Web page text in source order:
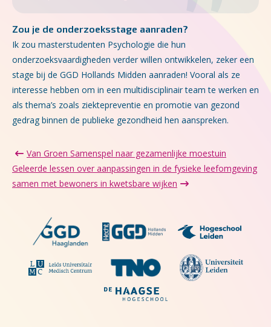
Zou je de onderzoeksstage aanraden?
Ik zou masterstudenten Psychologie die hun
onderzoeksvaardigheden verder willen ontwikkelen, zeker een
stage bij de GGD Hollands Midden aanraden! Vooral als ze
interesse hebben om in een multidisciplinair team te werken en
als thema’s zoals ziektepreventie en promotie van gezond
gedrag binnen de publieke gezondheid hen aanspreken.
Van Groen Samenspel naar gezamenlijke moestuin
Geleerde lessen over aanpassingen in de fysieke leefomgeving
samen met bewoners in kwetsbare wijken